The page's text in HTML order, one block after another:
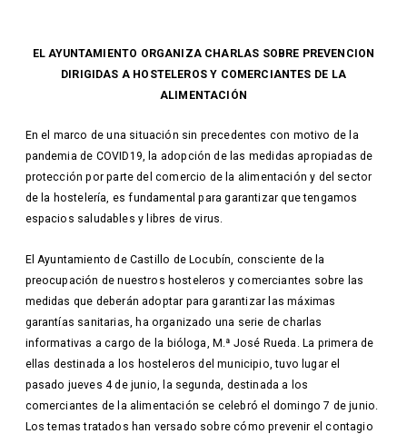
EL AYUNTAMIENTO ORGANIZA CHARLAS SOBRE PREVENCION
DIRIGIDAS A HOSTELEROS Y COMERCIANTES DE LA
ALIMENTACIÓN
En el marco de una situación sin precedentes con motivo de la
pandemia de COVID19, la adopción de las medidas apropiadas de
protección por parte del comercio de la alimentación y del sector
de la hostelería, es fundamental para garantizar que tengamos
espacios saludables y libres de virus.
El Ayuntamiento de Castillo de Locubín, consciente de la
preocupación de nuestros hosteleros y comerciantes sobre las
medidas que deberán adoptar para garantizar las máximas
garantías sanitarias, ha organizado una serie de charlas
informativas a cargo de la bióloga, M.ª José Rueda. La primera de
ellas destinada a los hosteleros del municipio, tuvo lugar el
pasado jueves 4 de junio, la segunda, destinada a los
comerciantes de la alimentación se celebró el domingo 7 de junio.
Los temas tratados han versado sobre cómo prevenir el contagio